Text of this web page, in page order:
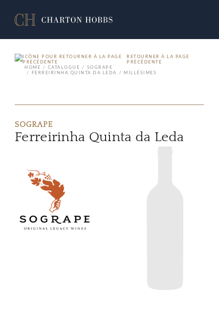
RETOURNER À LA PAGE
PRÉCÉDENTE
HOME
CATALOGUE
SOGRAPE
FERREIRINHA QUINTA DA LEDA
MILLÉSIMES
SOGRAPE
Ferreirinha Quinta da Leda